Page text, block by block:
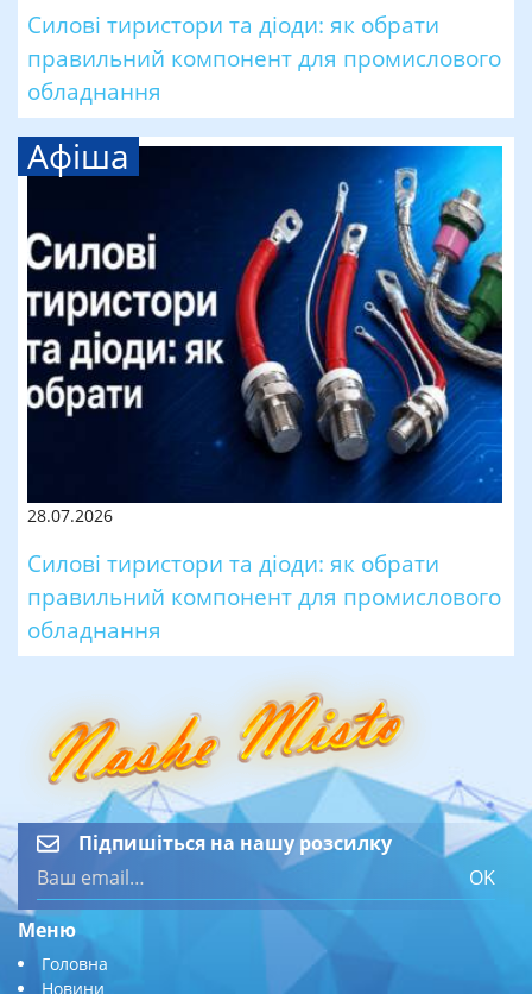
Силові тиристори та діоди: як обрати
правильний компонент для промислового
обладнання
Афіша
28.07.2026
Силові тиристори та діоди: як обрати
правильний компонент для промислового
обладнання
Підпишіться на нашу розсилку
OK
Меню
Головна
Новини